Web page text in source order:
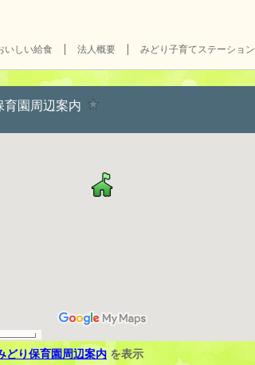
いしい給食 法人概要 みどり子育てステーション
どり保育園周辺案内 を表示